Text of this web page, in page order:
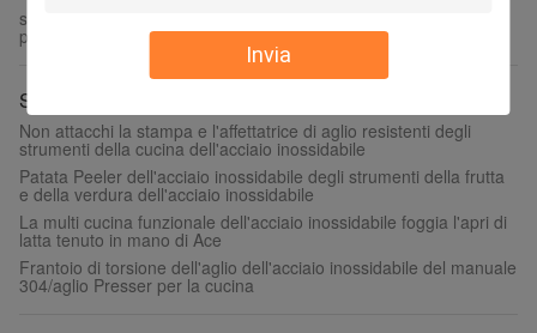
Invia
sostegni di scaffale d'acciaio rivestiti di Londra di angolo della
polvere nera di altezza di 125mm
Strumenti della cucina dell'acciaio inossidabile
Non attacchi la stampa e l'affettatrice di aglio resistenti degli
strumenti della cucina dell'acciaio inossidabile
Patata Peeler dell'acciaio inossidabile degli strumenti della frutta
e della verdura dell'acciaio inossidabile
La multi cucina funzionale dell'acciaio inossidabile foggia l'apri di
latta tenuto in mano di Ace
Frantoio di torsione dell'aglio dell'acciaio inossidabile del manuale
304/aglio Presser per la cucina